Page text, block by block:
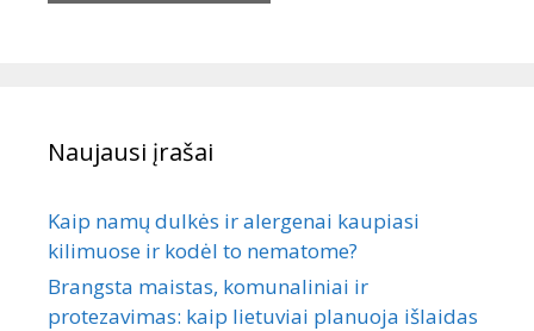
Naujausi įrašai
Kaip namų dulkės ir alergenai kaupiasi
kilimuose ir kodėl to nematome?
Brangsta maistas, komunaliniai ir
protezavimas: kaip lietuviai planuoja išlaidas